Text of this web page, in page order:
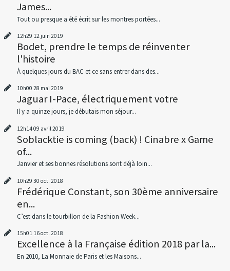
James...
Tout ou presque a été écrit sur les montres portées...
12h29 12 juin 2019
Bodet, prendre le temps de réinventer
l'histoire
À quelques jours du BAC et ce sans entrer dans des...
10h00 28 mai 2019
Jaguar I-Pace, électriquement votre
Il y a quinze jours, je débutais mon séjour...
12h1409 avril 2019
Soblacktie is coming (back) ! Cinabre x Game
of...
Janvier et ses bonnes résolutions sont déjà loin...
10h29 30 oct. 2018
Frédérique Constant, son 30ème anniversaire
en...
C’est dans le tourbillon de la Fashion Week...
15h01 16oct. 2018
Excellence à la Française édition 2018 par la...
En 2010, La Monnaie de Paris et les Maisons...